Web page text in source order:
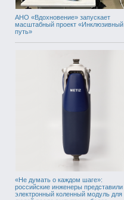
АНО «Вдохновение» запускает
масштабный проект «Инклюзивный
путь»
«Не думать о каждом шаге»:
российские инженеры представили
электронный коленный модуль для